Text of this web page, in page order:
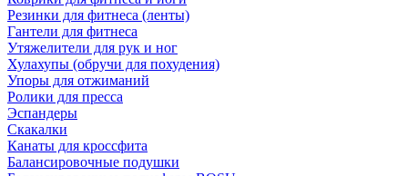
Резинки для фитнеса (ленты)
Гантели для фитнеса
Утяжелители для рук и ног
Хулахупы (обручи для похудения)
Упоры для отжиманий
Ролики для пресса
Эспандеры
Скакалки
Канаты для кроссфита
Балансировочные подушки